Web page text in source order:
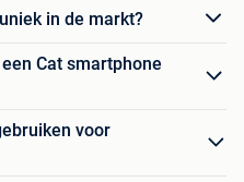
in de markt?
Cat smartphone
voor